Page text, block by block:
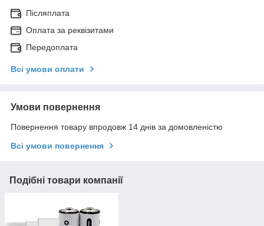
Післяплата
Оплата за реквізитами
Передоплата
Всі умови оплати
Умови повернення
Повернення товару впродовж 14 днів за домовленістю
Всі умови повернення
Подібні товари компанії